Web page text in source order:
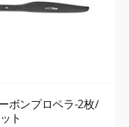
ボンプロペラ-2枚/
ト